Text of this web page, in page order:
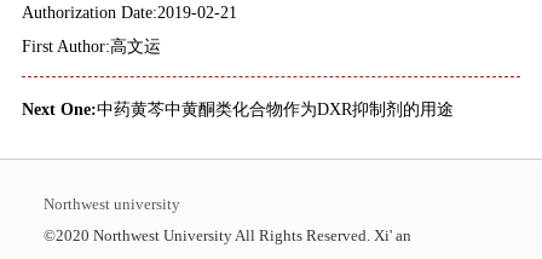
Authorization Date:2019-02-21
First Author:高文运
Next One:中药黄芩中黄酮类化合物作为DXR抑制剂的用途
Northwest university
©2020 Northwest University All Rights Reserved. Xi' an